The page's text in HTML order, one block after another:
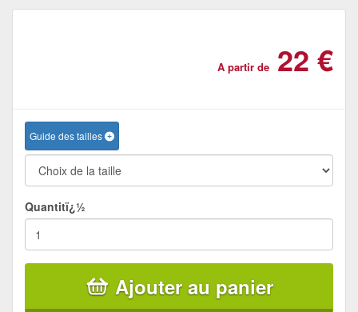
A partir de 22 €
Guide des tailles
Quantitï¿½
Ajouter au panier